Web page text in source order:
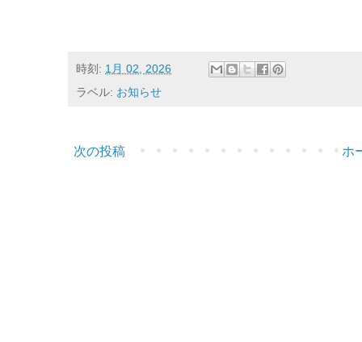
時刻: 1月 02, 2026
ラベル: お知らせ
次の投稿 ホ